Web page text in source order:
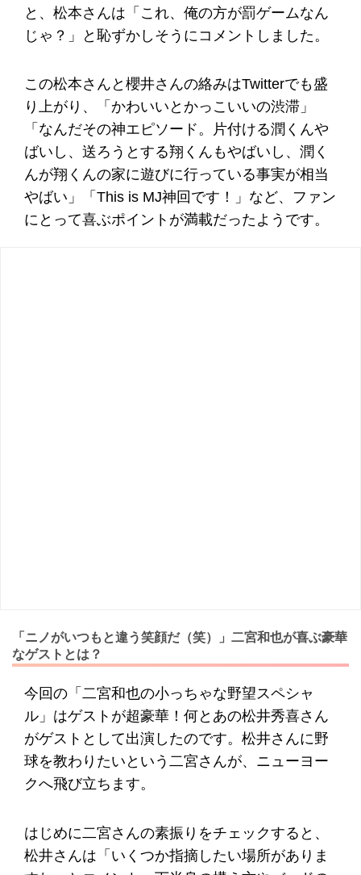
と、松本さんは「これ、俺の方が罰ゲームなん
じゃ？」と恥ずかしそうにコメントしました。
この松本さんと櫻井さんの絡みはTwitterでも盛
り上がり、「かわいいとかっこいいの渋滞」
「なんだその神エピソード。片付ける潤くんや
ばいし、送ろうとする翔くんもやばいし、潤く
んが翔くんの家に遊びに行っている事実が相当
やばい」「This is MJ神回です！」など、ファン
にとって喜ぶポイントが満載だったようです。
「ニノがいつもと違う笑顔だ（笑）」二宮和也が喜ぶ豪華
なゲストとは？
今回の「二宮和也の小っちゃな野望スペシャ
ル」はゲストが超豪華！何とあの松井秀喜さん
がゲストとして出演したのです。松井さんに野
球を教わりたいという二宮さんが、ニューヨー
クへ飛び立ちます。
はじめに二宮さんの素振りをチェックすると、
松井さんは「いくつか指摘したい場所がありま